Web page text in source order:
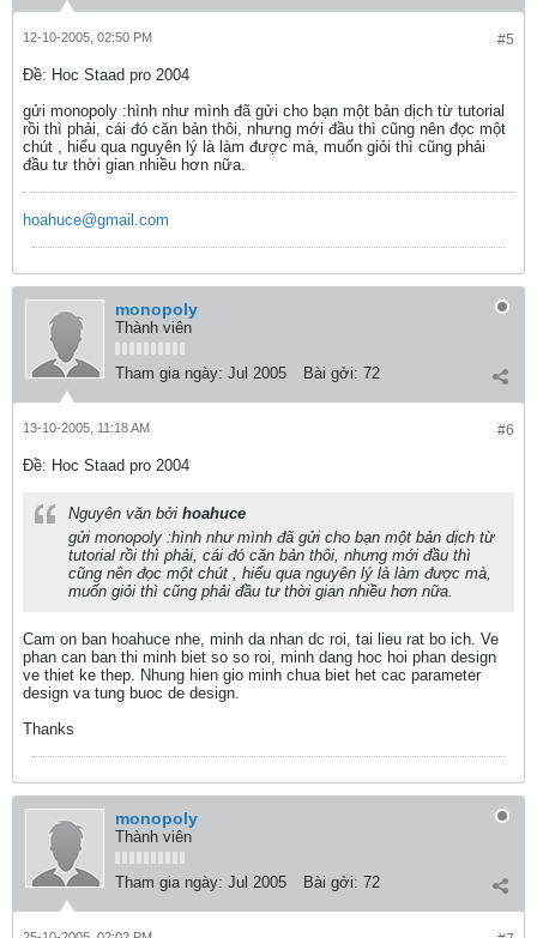
#5
12-10-2005, 02:50 PM
Ðề: Hoc Staad pro 2004
gửi monopoly :hình như mình đã gửi cho bạn một bản dịch từ tutorial
rồi thì phải, cái đó căn bản thôi, nhưng mới đầu thì cũng nên đọc một
chút , hiểu qua nguyên lý là làm được mà, muốn giỏi thì cũng phải
đầu tư thời gian nhiều hơn nữa.
hoahuce@gmail.com
monopoly
Thành viên
Tham gia ngày: Jul 2005 Bài gởi: 72
#6
13-10-2005, 11:18 AM
Ðề: Hoc Staad pro 2004
Nguyên văn bởi hoahuce
gửi monopoly :hình như mình đã gửi cho bạn một bản dịch từ
tutorial rồi thì phải, cái đó căn bản thôi, nhưng mới đầu thì
cũng nên đọc một chút , hiểu qua nguyên lý là làm được mà,
muốn giỏi thì cũng phải đầu tư thời gian nhiều hơn nữa.
Cam on ban hoahuce nhe, minh da nhan dc roi, tai lieu rat bo ich. Ve
phan can ban thi minh biet so so roi, minh dang hoc hoi phan design
ve thiet ke thep. Nhung hien gio minh chua biet het cac parameter
design va tung buoc de design.
Thanks
monopoly
Thành viên
Tham gia ngày: Jul 2005 Bài gởi: 72